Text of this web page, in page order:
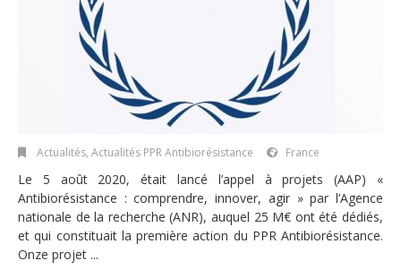
Actualités, Actualités PPR Antibiorésistance France
Le 5 août 2020, était lancé l’appel à projets (AAP) «
Antibiorésistance : comprendre, innover, agir » par l’Agence
nationale de la recherche (ANR), auquel 25 M€ ont été dédiés,
et qui constituait la première action du PPR Antibiorésistance.
Onze projet ...